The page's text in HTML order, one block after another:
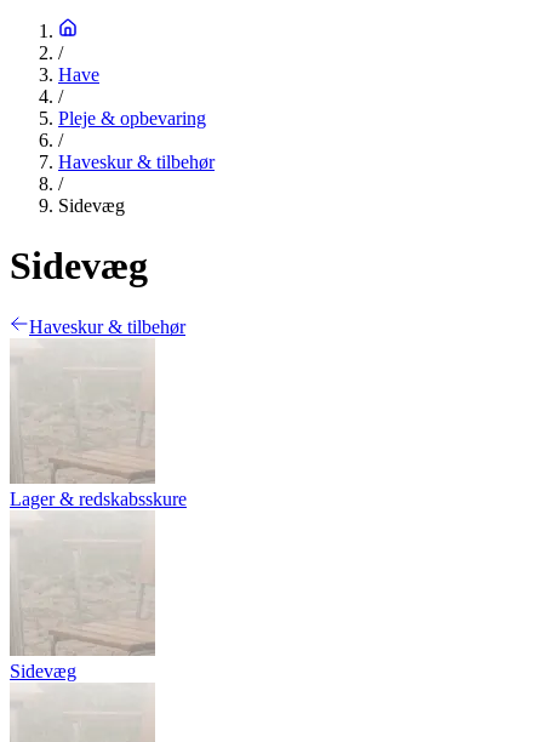
/
Have
/
Pleje & opbevaring
/
Haveskur & tilbehør
/
Sidevæg
Sidevæg
Haveskur & tilbehør
Lager & redskabsskure
Sidevæg